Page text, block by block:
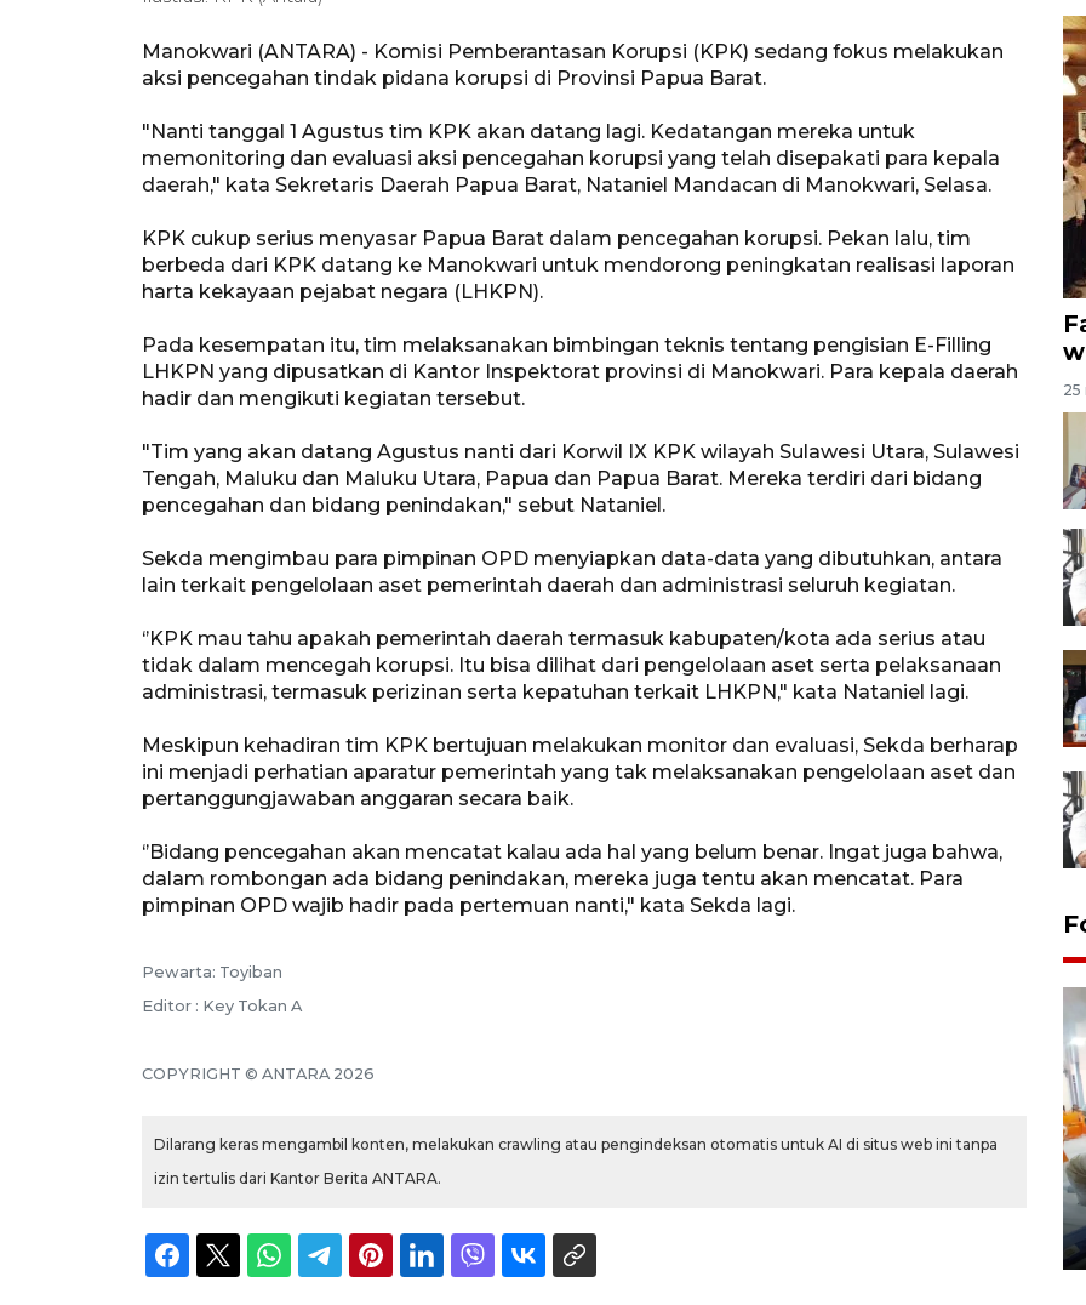
Manokwari (ANTARA) - Komisi Pemberantasan Korupsi (KPK) sedang fokus melakukan
aksi pencegahan tindak pidana korupsi di Provinsi Papua Barat.
"Nanti tanggal 1 Agustus tim KPK akan datang lagi. Kedatangan mereka untuk
memonitoring dan evaluasi aksi pencegahan korupsi yang telah disepakati para kepala
daerah," kata Sekretaris Daerah Papua Barat, Nataniel Mandacan di Manokwari, Selasa.
KPK cukup serius menyasar Papua Barat dalam pencegahan korupsi. Pekan lalu, tim
berbeda dari KPK datang ke Manokwari untuk mendorong peningkatan realisasi laporan
harta kekayaan pejabat negara (LHKPN).
Pada kesempatan itu, tim melaksanakan bimbingan teknis tentang pengisian E-Filling
LHKPN yang dipusatkan di Kantor Inspektorat provinsi di Manokwari. Para kepala daerah
hadir dan mengikuti kegiatan tersebut.
"Tim yang akan datang Agustus nanti dari Korwil IX KPK wilayah Sulawesi Utara, Sulawesi
Tengah, Maluku dan Maluku Utara, Papua dan Papua Barat. Mereka terdiri dari bidang
pencegahan dan bidang penindakan," sebut Nataniel.
Sekda mengimbau para pimpinan OPD menyiapkan data-data yang dibutuhkan, antara
lain terkait pengelolaan aset pemerintah daerah dan administrasi seluruh kegiatan.
‘’KPK mau tahu apakah pemerintah daerah termasuk kabupaten/kota ada serius atau
tidak dalam mencegah korupsi. Itu bisa dilihat dari pengelolaan aset serta pelaksanaan
administrasi, termasuk perizinan serta kepatuhan terkait LHKPN," kata Nataniel lagi.
Meskipun kehadiran tim KPK bertujuan melakukan monitor dan evaluasi, Sekda berharap
ini menjadi perhatian aparatur pemerintah yang tak melaksanakan pengelolaan aset dan
pertanggungjawaban anggaran secara baik.
‘’Bidang pencegahan akan mencatat kalau ada hal yang belum benar. Ingat juga bahwa,
dalam rombongan ada bidang penindakan, mereka juga tentu akan mencatat. Para
pimpinan OPD wajib hadir pada pertemuan nanti," kata Sekda lagi.
Pewarta: Toyiban
Editor : Key Tokan A
COPYRIGHT © ANTARA 2026
Dilarang keras mengambil konten, melakukan crawling atau pengindeksan otomatis untuk AI di situs web ini tanpa
izin tertulis dari Kantor Berita ANTARA.
25